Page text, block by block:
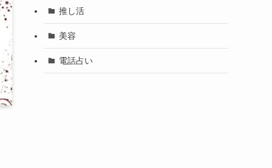
推し活
美容
電話占い